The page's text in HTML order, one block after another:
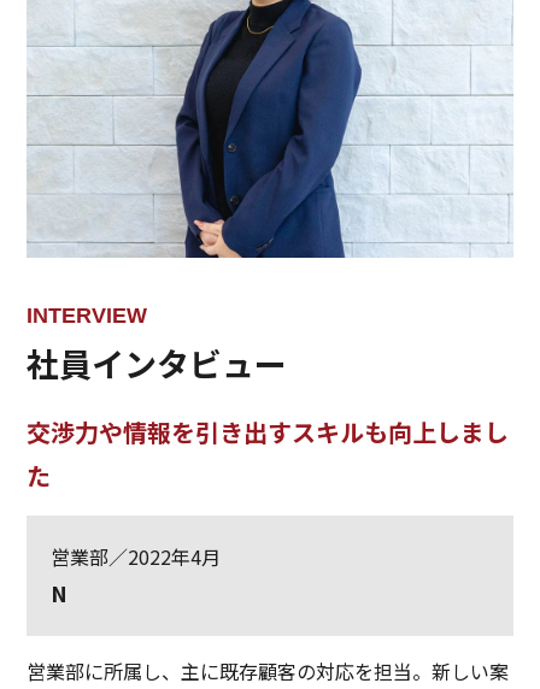
INTERVIEW
社員インタビュー
交渉力や情報を引き出すスキルも向上しまし
た
営業部／2022年4月
N
営業部に所属し、主に既存顧客の対応を担当。新しい案